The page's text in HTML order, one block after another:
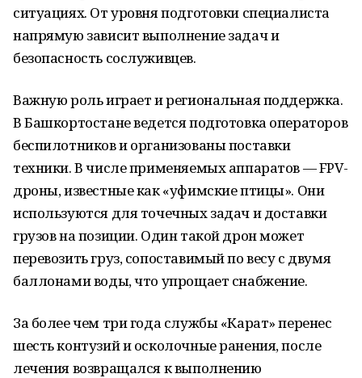
ситуациях. От уровня подготовки специалиста
напрямую зависит выполнение задач и
безопасность сослуживцев.
Важную роль играет и региональная поддержка.
В Башкортостане ведется подготовка операторов
беспилотников и организованы поставки
техники. В числе применяемых аппаратов — FPV-
дроны, известные как «уфимские птицы». Они
используются для точечных задач и доставки
грузов на позиции. Один такой дрон может
перевозить груз, сопоставимый по весу с двумя
баллонами воды, что упрощает снабжение.
За более чем три года службы «Карат» перенес
шесть контузий и осколочные ранения, после
лечения возвращался к выполнению